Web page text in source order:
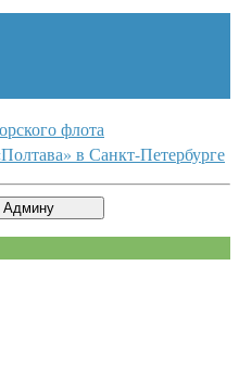
флота
в Санкт-Петербурге